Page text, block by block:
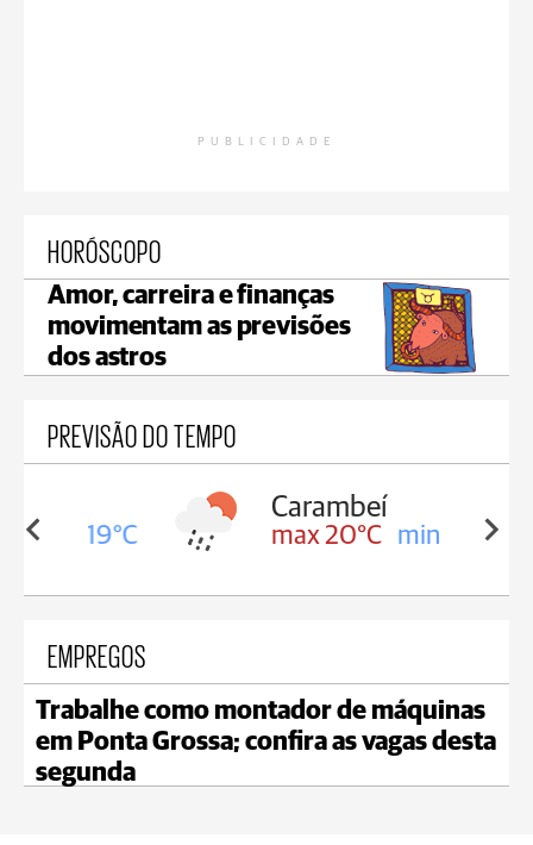
PUBLICIDADE
HORÓSCOPO
Amor, carreira e finanças
movimentam as previsões
dos astros
PREVISÃO DO TEMPO
19°C
Carambeí
max 20°C min 19°C
EMPREGOS
Trabalhe como montador de máquinas
em Ponta Grossa; confira as vagas desta
segunda